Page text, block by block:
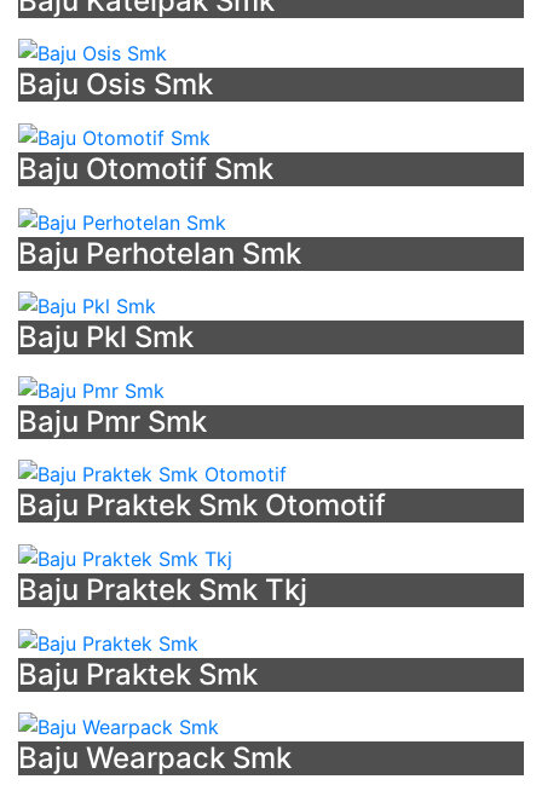
Baju Osis Smk
Baju Otomotif Smk
Baju Perhotelan Smk
Baju Pkl Smk
Baju Pmr Smk
Baju Praktek Smk Otomotif
Baju Praktek Smk Tkj
Baju Praktek Smk
Baju Wearpack Smk